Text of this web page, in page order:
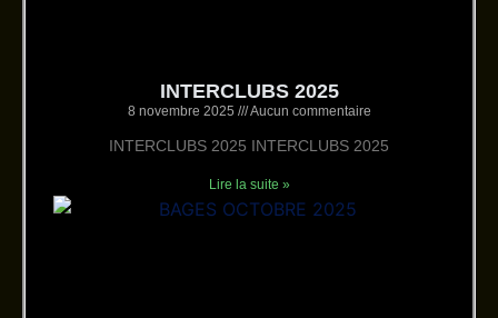
INTERCLUBS 2025
8 novembre 2025 Aucun commentaire
INTERCLUBS 2025 INTERCLUBS 2025
Lire la suite »